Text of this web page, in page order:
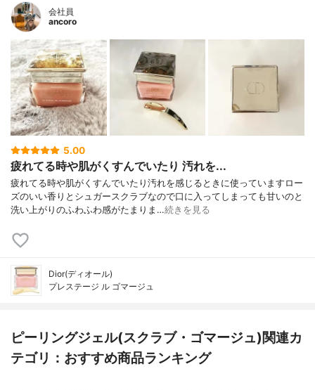
会社員
ancoro
5.00
疲れてる時や肌がくすんでいたり 汚れを...
疲れてる時や肌がくすんでいたり汚れを感じるときに使っていますロー
ズのいい香りとシュガースクラブなので口に入ってしまっても甘いのと
洗い上がりのふわふわ感がたまりま…続きを見る
Dior(ディオール)
プレステージ ル ゴマージュ
ピーリングジェル(スクラブ・ゴマージュ)関連カ
テゴリ：おすすめ商品ランキング